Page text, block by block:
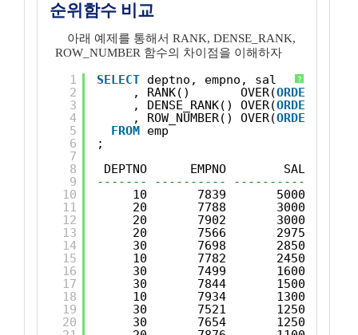
순위함수 비교
아래 예제를 통해서 RANK, DENSE_RANK,
ROW_NUMBER 함수의 차이점을 이해하자
?
1
2
3
4
5
6
7
8
9
10
11
12
13
14
15
16
17
18
19
20
SELECT deptno, empno, sal
, RANK()       OVER(ORDER
, DENSE_RANK() OVER(ORDER
, ROW_NUMBER() OVER(ORDER
FROM emp
;
DEPTNO      EMPNO        SAL
------- ---------- ----------
10       7839       5000
20       7788       3000
20       7902       3000
20       7566       2975
30       7698       2850
10       7782       2450
30       7499       1600
30       7844       1500
10       7934       1300
30       7521       1250
30       7654       1250